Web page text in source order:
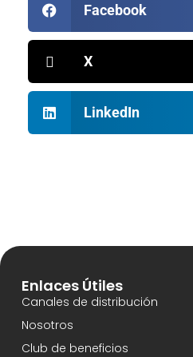
Facebook
X
LinkedIn
Enlaces Útiles
Canales de distribución
Nosotros
Club de beneficios